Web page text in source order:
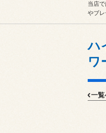
当店
やブ
ハ
ワ
一覧